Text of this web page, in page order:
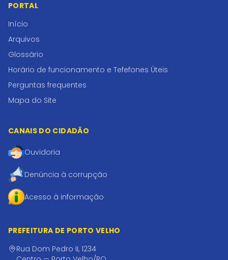
PORTAL
Início
Arquivos
Glossário
Horário de funcionamento e Tefefones Úteis
Perguntas frequentes
Mapa do Site
CANAIS DO CIDADÃO
Ouvidoria
Denúncia à corrupção
Acesso à informação
PREFEITURA DE PORTO VELHO
Rua Dom Pedro II, 1234